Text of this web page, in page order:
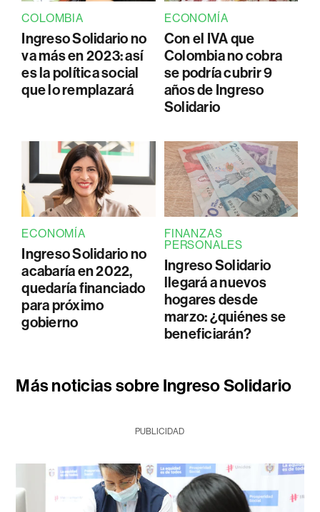
COLOMBIA
Ingreso Solidario no
va más en 2023: así
es la política social
que lo remplazará
ECONOMÍA
Con el IVA que
Colombia no cobra
se podría cubrir 9
años de Ingreso
Solidario
ECONOMÍA
Ingreso Solidario no
acabaría en 2022,
quedaría financiado
para próximo
gobierno
FINANZAS
PERSONALES
Ingreso Solidario
llegará a nuevos
hogares desde
marzo: ¿quiénes se
beneficiarán?
Más noticias sobre Ingreso Solidario
PUBLICIDAD